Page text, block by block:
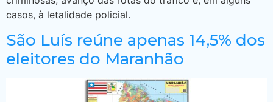
casos, à letalidade policial.
São Luís reúne apenas 14,5% dos
eleitores do Maranhão